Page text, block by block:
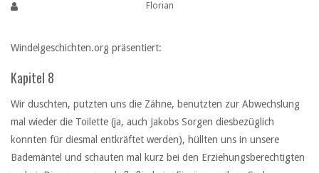
Florian
Windelgeschichten.org präsentiert:
Kapitel 8
Wir duschten, putzten uns die Zähne, benutzten zur Abwechslung
mal wieder die Toilette (ja, auch Jakobs Sorgen diesbezüglich
konnten für diesmal entkräftet werden), hüllten uns in unsere
Bademäntel und schauten mal kurz bei den Erziehungsberechtigten